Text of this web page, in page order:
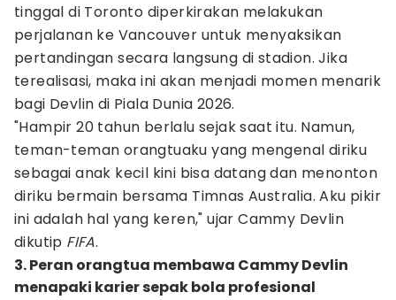
tinggal di Toronto diperkirakan melakukan
perjalanan ke Vancouver untuk menyaksikan
pertandingan secara langsung di stadion. Jika
terealisasi, maka ini akan menjadi momen menarik
bagi Devlin di Piala Dunia 2026.
"Hampir 20 tahun berlalu sejak saat itu. Namun,
teman-teman orangtuaku yang mengenal diriku
sebagai anak kecil kini bisa datang dan menonton
diriku bermain bersama Timnas Australia. Aku pikir
ini adalah hal yang keren," ujar Cammy Devlin
dikutip FIFA.
3. Peran orangtua membawa Cammy Devlin
menapaki karier sepak bola profesional